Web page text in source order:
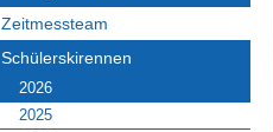
Zeitmessteam
Schülerskirennen
2026
2025